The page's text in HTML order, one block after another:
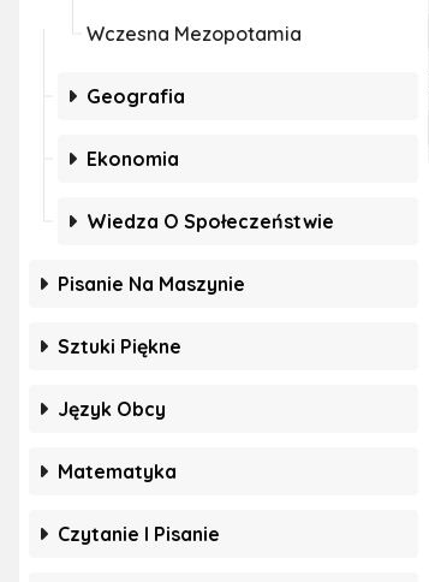
Wczesna Mezopotamia
Geografia
Ekonomia
Wiedza O Społeczeństwie
Pisanie Na Maszynie
Sztuki Piękne
Język Obcy
Matematyka
Czytanie I Pisanie